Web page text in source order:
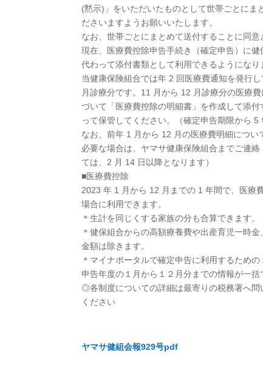
(黙示)」をいただいたものとして世帯ごとにま
ださいますようお願いいたします。
なお、世帯ごとにまとめて送付することに同
現在、医療費控除申告手続き（確定申告）に
代わって添付書類として利用できるようになり
当健康保険組合では年 2 回医療費通知を発行
月診療分です。11 月から 12 月診療分の医療
づいて「医療費控除の明細書」を作成して添
って保管してください。（確定申告期限から 5
なお、前年 1 月から 12 月の医療費明細につ
必要な場合は、ヤマサ健康保険組合までご連
ては、2 月 14 日以降となります）
■医療費控除
2023 年 1 月から 12 月までの 1 年間で、医療
場合に利用できます。
＊生計を同じくする家族の分も合算できます。
＊健保組合からの高額療養費や出産育児一時
金額は除きます。
＊マイナポータルで確定申告に利用するため
申告年度の１月から１２月分までの情報が一括
◎各制度についての詳細は最寄りの税務署へ
ください
ヤマサ健組会報929号pdf